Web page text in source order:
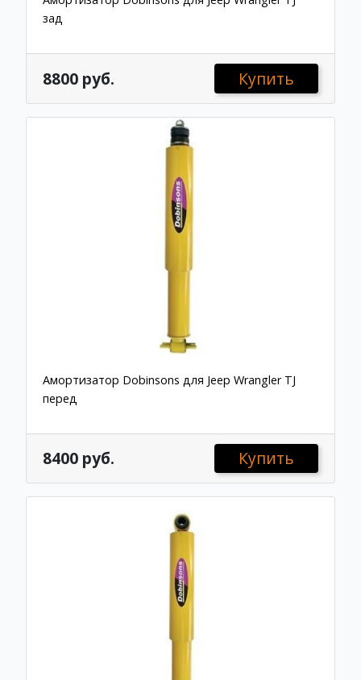
зад
8800 руб. Купить
Амортизатор Dobinsons для Jeep Wrangler TJ
перед
8400 руб. Купить